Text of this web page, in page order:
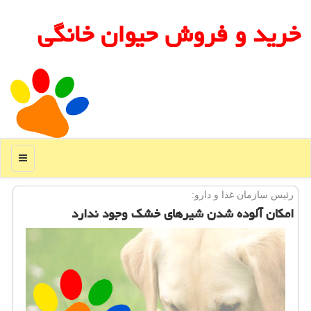
خرید و فروش حیوان خانگی
منو
رئیس سازمان غذا و دارو:
امكان آلوده شدن شیرهای خشك وجود ندارد